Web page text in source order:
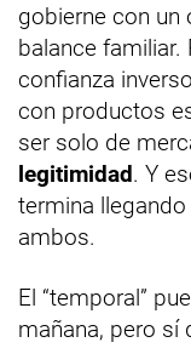
gobierne con un
balance familiar.
confianza
con productos
ser solo de
legitimidad. Y
termina
ambos.
El “temporal”
mañana, pero sí